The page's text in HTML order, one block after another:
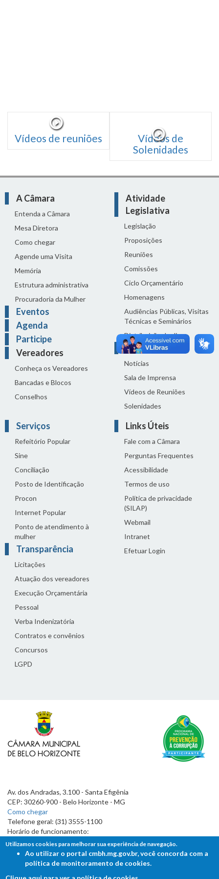
Vídeos de reuniões
Vídeos de
Solenidades
A Câmara
Entenda a Câmara
Mesa Diretora
Como chegar
Agende uma Visita
Memória
Estrutura administrativa
Procuradoria da Mulher
Eventos
Agenda
Participe
Vereadores
Conheça os Vereadores
Bancadas e Blocos
Conselhos
Atividade
Legislativa
Legislação
Proposições
Reuniões
Comissões
Ciclo Orçamentário
Homenagens
Audiências Públicas, Visitas
Técnicas e Seminários
Distribuição do dia
Comunicação
Notícias
Sala de Imprensa
Vídeos de Reuniões
Solenidades
Serviços
Refeitório Popular
Sine
Conciliação
Posto de Identificação
Procon
Internet Popular
Ponto de atendimento à
mulher
Transparência
Licitações
Atuação dos vereadores
Execução Orçamentária
Pessoal
Verba Indenizatória
Contratos e convênios
Concursos
LGPD
Links Úteis
Fale com a Câmara
Perguntas Frequentes
Acessibilidade
Termos de uso
Política de privacidade
(SILAP)
Webmail
Intranet
Efetuar Login
Av. dos Andradas, 3.100 - Santa Efigênia
CEP: 30260-900 - Belo Horizonte - MG
Como chegar
Telefone geral: (31) 3555-1100
Horário de funcionamento:
7h às 19h
Utilizamos cookies para melhorar sua experiência de navegação.
Ao utilizar o portal cmbh.mg.gov.br, você concorda com a
política de monitoramento de cookies.